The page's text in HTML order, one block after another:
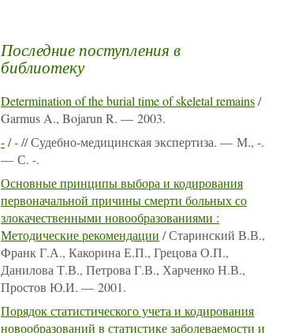
Последние поступления в
библиотеку
Determination of the burial time of skeletal remains/
Garmus A., Bojarun R. — 2003.
-/ - // Судебно-медицинская экспертиза. — М., -.
— С. -.
Основные принципы выбора и кодирования
первоначальной причины смерти больных со
злокачественными новообразованиями :
Методические рекомендации / Старинский В.В.,
Франк Г.А., Какорина Е.П., Грецова О.П.,
Данилова Т.В., Петрова Г.В., Харченко Н.В.,
Простов Ю.И. — 2001.
Порядок статистического учета и кодирования
новообразований в статистике заболеваемости и